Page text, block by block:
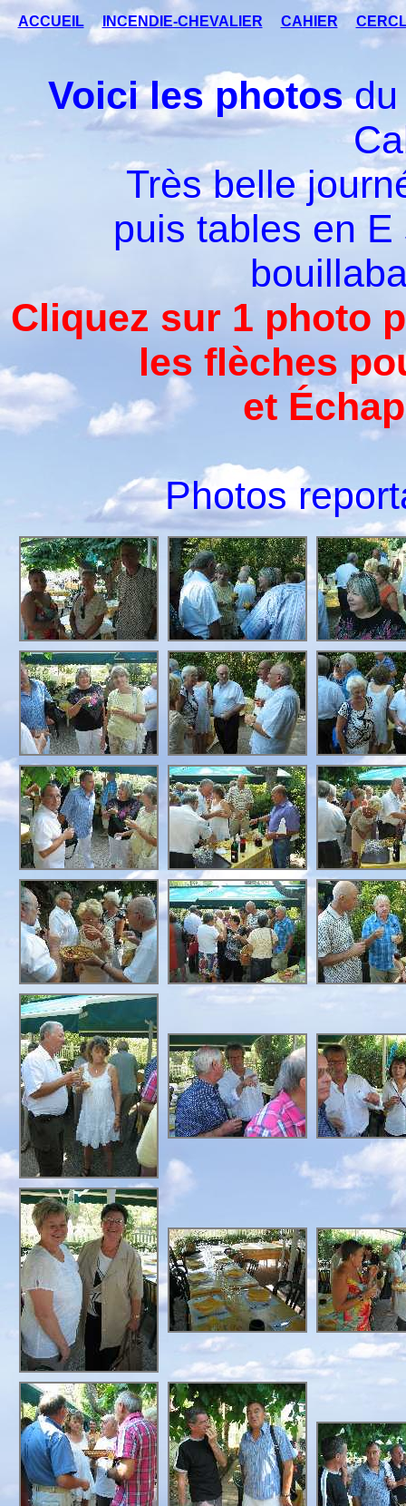
ACCUEIL INCENDIE-CHEVALIER CAHIER
Voici les photosdu
Très belle
puis tables en
Cliquez sur 1 photo
les flèches
et
Photos